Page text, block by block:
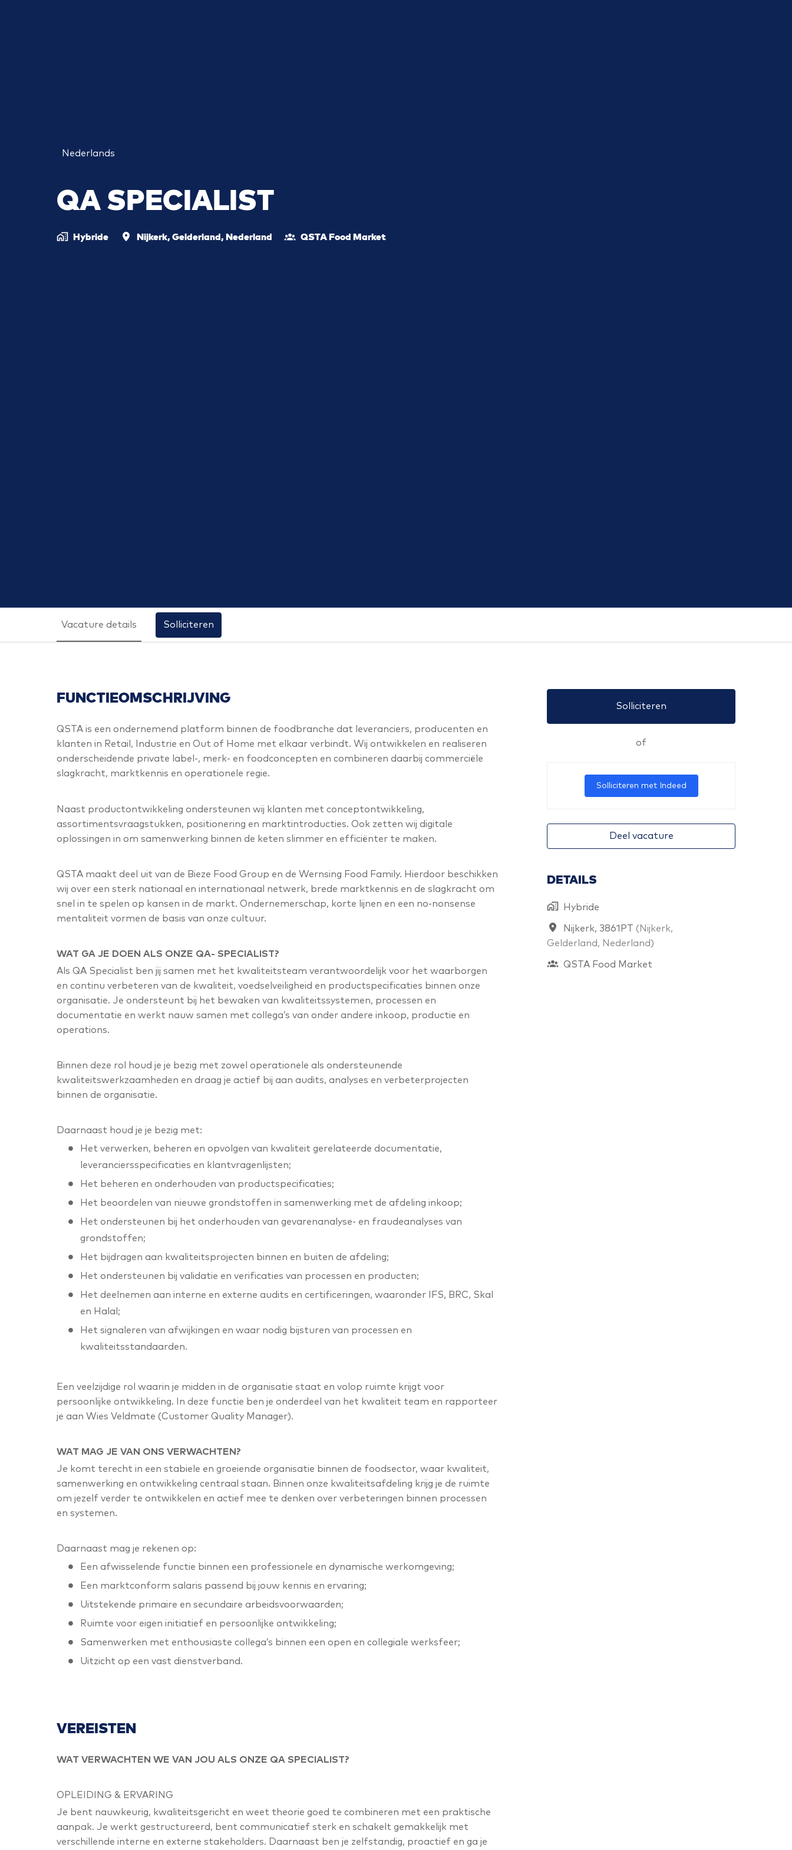
Nederlands
QA SPECIALIST
Hybride Nijkerk, Gelderland, Nederland QSTA Food Market
Vacature details Solliciteren
FUNCTIEOMSCHRIJVING
QSTA is een ondernemend platform binnen de foodbranche dat leveranciers, producenten en
klanten in Retail, Industrie en Out of Home met elkaar verbindt. Wij ontwikkelen en realiseren
onderscheidende private label-, merk- en foodconcepten en combineren daarbij commerciële
slagkracht, marktkennis en operationele regie.
Naast productontwikkeling ondersteunen wij klanten met conceptontwikkeling,
assortimentsvraagstukken, positionering en marktintroducties. Ook zetten wij digitale
oplossingen in om samenwerking binnen de keten slimmer en efficiënter te maken.
QSTA maakt deel uit van de Bieze Food Group en de Wernsing Food Family. Hierdoor beschikken
wij over een sterk nationaal en internationaal netwerk, brede marktkennis en de slagkracht om
snel in te spelen op kansen in de markt. Ondernemerschap, korte lijnen en een no-nonsense
mentaliteit vormen de basis van onze cultuur.
WAT GA JE DOEN ALS ONZE QA- SPECIALIST?
Als QA Specialist ben jij samen met het kwaliteitsteam verantwoordelijk voor het waarborgen
en continu verbeteren van de kwaliteit, voedselveiligheid en productspecificaties binnen onze
organisatie. Je ondersteunt bij het bewaken van kwaliteitssystemen, processen en
documentatie en werkt nauw samen met collega’s van onder andere inkoop, productie en
operations.
Binnen deze rol houd je je bezig met zowel operationele als ondersteunende
kwaliteitswerkzaamheden en draag je actief bij aan audits, analyses en verbeterprojecten
binnen de organisatie.
Daarnaast houd je je bezig met:
Het verwerken, beheren en opvolgen van kwaliteit gerelateerde documentatie,
leveranciersspecificaties en klantvragenlijsten;
Het beheren en onderhouden van productspecificaties;
Het beoordelen van nieuwe grondstoffen in samenwerking met de afdeling inkoop;
Het ondersteunen bij het onderhouden van gevarenanalyse- en fraudeanalyses van
grondstoffen;
Het bijdragen aan kwaliteitsprojecten binnen en buiten de afdeling;
Het ondersteunen bij validatie en verificaties van processen en producten;
Het deelnemen aan interne en externe audits en certificeringen, waaronder IFS, BRC, Skal
en Halal;
Het signaleren van afwijkingen en waar nodig bijsturen van processen en
kwaliteitsstandaarden.
Een veelzijdige rol waarin je midden in de organisatie staat en volop ruimte krijgt voor
persoonlijke ontwikkeling. In deze functie ben je onderdeel van het kwaliteit team en rapporteer
je aan Wies Veldmate (Customer Quality Manager).
WAT MAG JE VAN ONS VERWACHTEN?
Je komt terecht in een stabiele en groeiende organisatie binnen de foodsector, waar kwaliteit,
samenwerking en ontwikkeling centraal staan. Binnen onze kwaliteitsafdeling krijg je de ruimte
om jezelf verder te ontwikkelen en actief mee te denken over verbeteringen binnen processen
en systemen.
Daarnaast mag je rekenen op:
Een afwisselende functie binnen een professionele en dynamische werkomgeving;
Een marktconform salaris passend bij jouw kennis en ervaring;
Uitstekende primaire en secundaire arbeidsvoorwaarden;
Ruimte voor eigen initiatief en persoonlijke ontwikkeling;
Samenwerken met enthousiaste collega’s binnen een open en collegiale werksfeer;
Uitzicht op een vast dienstverband.
VEREISTEN
WAT VERWACHTEN WE VAN JOU ALS ONZE QA SPECIALIST?
OPLEIDING & ERVARING
Je bent nauwkeurig, kwaliteitsgericht en weet theorie goed te combineren met een praktische
aanpak. Je werkt gestructureerd, bent communicatief sterk en schakelt gemakkelijk met
verschillende interne en externe stakeholders. Daarnaast ben je zelfstandig, proactief en ga je
Solliciteren
of
Solliciteren met Indeed
Deel vacature
DETAILS
Hybride
Nijkerk, 3861PT ( Nijkerk,
Gelderland, Nederland)
QSTA Food Market